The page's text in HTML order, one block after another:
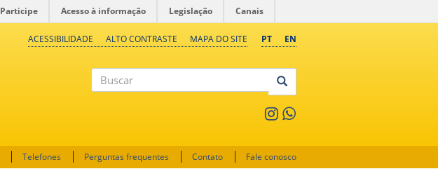
Participe Acesso à informação Legislação Canais
PT EN
ACESSIBILIDADE ALTO CONTRASTE MAPA DO SITE
Telefones Perguntas frequentes Contato Fale conosco